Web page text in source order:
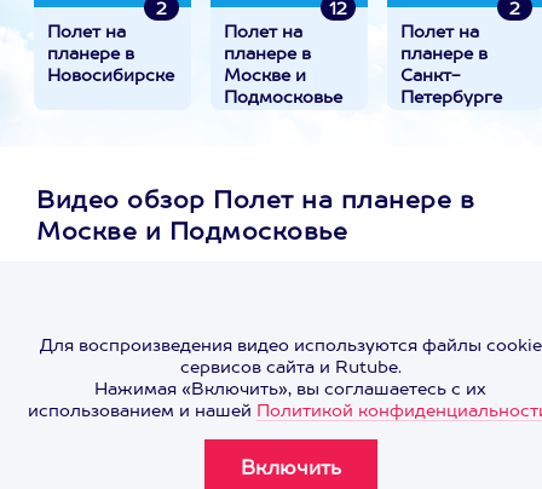
2
Полет на
планере в
Новосибирске
12
Полет на
планере в
Москве и
Подмосковье
2
Полет на
планере в
Санкт-
Петербурге
Видео обзор Полет на планере в
Москве и Подмосковье
Для воспроизведения видео используются файлы cookie
сервисов сайта и Rutube.
Нажимая «Включить», вы соглашаетесь с их
использованием и нашей Политикой